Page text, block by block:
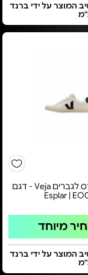
המוצר על ידי ברנד
נעלי סניקרס לגברים Veja - דגם
Esplar |
מיוחד
המוצר על ידי ברנד